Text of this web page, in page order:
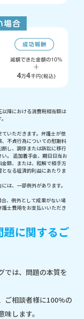
降における消費税相当額は
いただきます。弁護士が依
不貞行為についての慰謝料
し、調停または訴訟に移行
。 追加着手金、期日日当お
額、または、和解で相手方
なる経済的利益にあたりま
は、一部例外があります。
、例外として成果がない場
士費用をお支払いいただき
に関するご
では、問題の本質を
ご相談者様に100%の
します。